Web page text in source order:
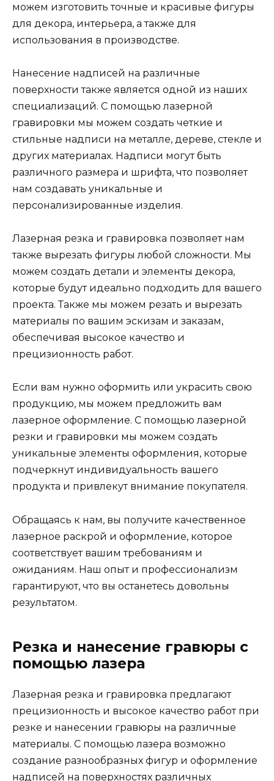
можем изготовить точные и красивые фигуры
для декора, интерьера, а также для
использования в производстве.
Нанесение надписей на различные
поверхности также является одной из наших
специализаций. С помощью лазерной
гравировки мы можем создать четкие и
стильные надписи на металле, дереве, стекле и
других материалах. Надписи могут быть
различного размера и шрифта, что позволяет
нам создавать уникальные и
персонализированные изделия.
Лазерная резка и гравировка позволяет нам
также вырезать фигуры любой сложности. Мы
можем создать детали и элементы декора,
которые будут идеально подходить для вашего
проекта. Также мы можем резать и вырезать
материалы по вашим эскизам и заказам,
обеспечивая высокое качество и
прецизионность работ.
Если вам нужно оформить или украсить свою
продукцию, мы можем предложить вам
лазерное оформление. С помощью лазерной
резки и гравировки мы можем создать
уникальные элементы оформления, которые
подчеркнут индивидуальность вашего
продукта и привлекут внимание покупателя.
Обращаясь к нам, вы получите качественное
лазерное раскрой и оформление, которое
соответствует вашим требованиям и
ожиданиям. Наш опыт и профессионализм
гарантируют, что вы останетесь довольны
результатом.
Резка и нанесение гравюры с
помощью лазера
Лазерная резка и гравировка предлагают
прецизионность и высокое качество работ при
резке и нанесении гравюры на различные
материалы. С помощью лазера возможно
создание разнообразных фигур и оформление
надписей на поверхностях различных